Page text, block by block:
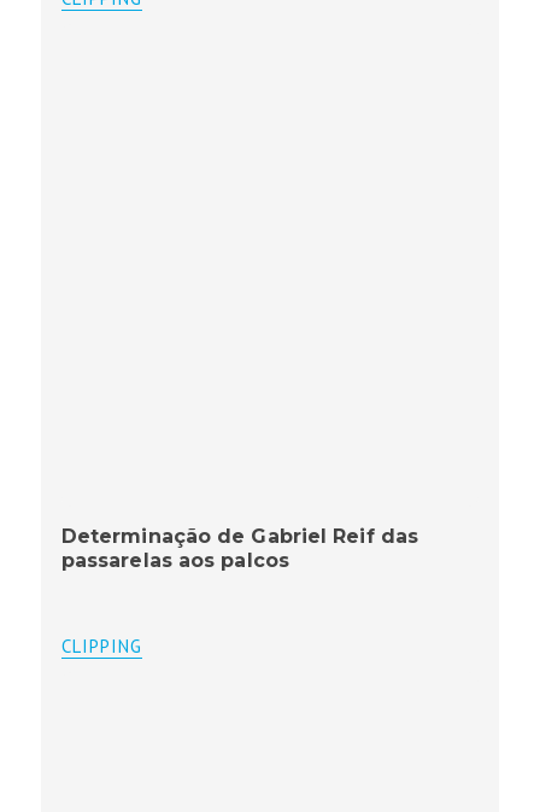
Determinação de Gabriel Reif das
passarelas aos palcos
CLIPPING